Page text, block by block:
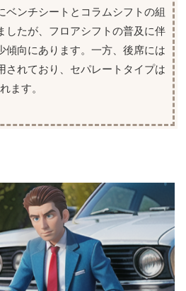
ベンチシートとコラムシフトの組
したが、フロアシフトの普及に伴
傾向にあります。一方、後席には
されており、セパレートタイプは
ます。